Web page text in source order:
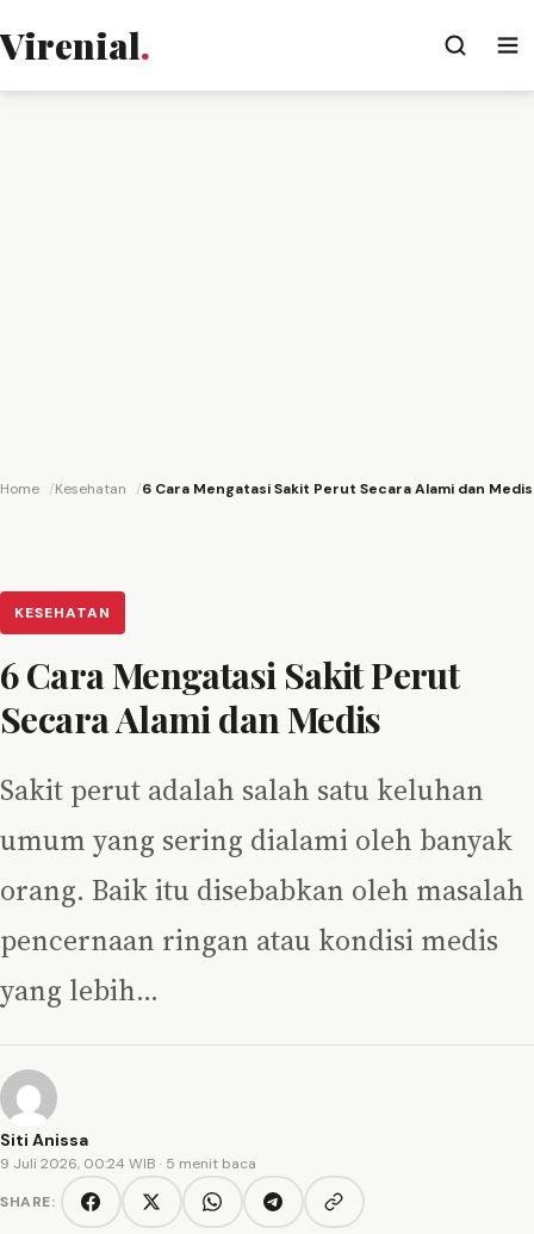
Virenial.
Home Kesehatan 6 Cara Mengatasi Sakit Perut Secara Alami dan Medis
KESEHATAN
6 Cara Mengatasi Sakit Perut
Secara Alami dan Medis
Sakit perut adalah salah satu keluhan
umum yang sering dialami oleh banyak
orang. Baik itu disebabkan oleh masalah
pencernaan ringan atau kondisi medis
yang lebih…
Siti Anissa
9 Juli 2026, 00:24 WIB · 5 menit baca
SHARE:
FacebookTwitter/XWhatsAppTelegramCopy link